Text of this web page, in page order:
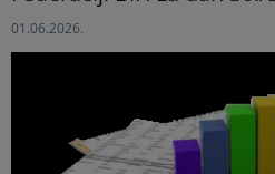
01.06.2026.